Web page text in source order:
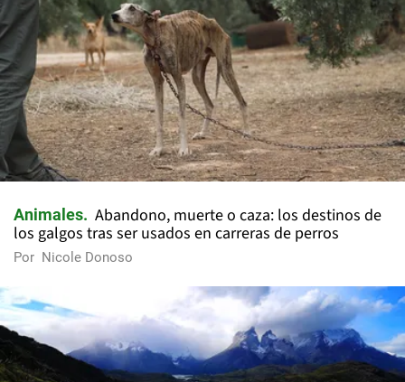
Animales
Abandono, muerte o caza: los destinos de
los galgos tras ser usados en carreras de perros
Por Nicole Donoso